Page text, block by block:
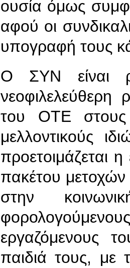
ουσία όμως
αφού οι
υπογραφή τους
Ο ΣΥΝ είναι
του ΟΤΕ στους
μελλοντικούς
προετοιμάζεται
πακέτου μετοχών
στην
εργαζόμενους
παιδιά τους, με